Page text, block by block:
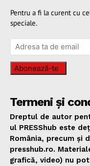
Pentru a fi la curent cu
speciale.
Abonează-te
Termeni și
Dreptul de autor
ul PRESShub este
România, precum și
presshub.ro.
grafică, video) nu